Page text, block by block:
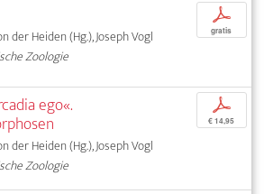
der Heiden (Hg.), Joseph Vogl
Zoologie
p
gratis
ego«.
der Heiden (Hg.), Joseph Vogl
Zoologie
p
€ 14,95